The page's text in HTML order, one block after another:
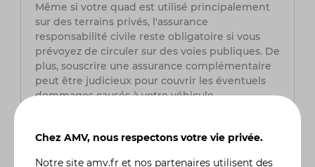
Même si votre quad est utilisé principalement
sur des terrains privés, l'assurance
responsabilité civile reste obligatoire si vous
prévoyez de circuler sur des voies publiques. De
plus, souscrire une assurance complémentaire
peut être judicieux pour couvrir les éventuels
dommages causés à votre véhicule,
Quelles options d’assurance sont
Chez AMV, nous respectons votre vie privée.
Notre site amv.fr et nos partenaires utilisent des